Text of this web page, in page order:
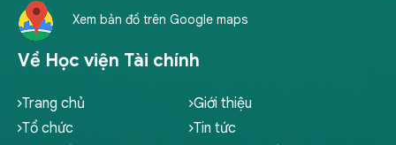
Về Học viện Tài chính
Trang chủ
Giới thiệu
Tổ chức
Tin tức
Xem bản đồ trên Google maps